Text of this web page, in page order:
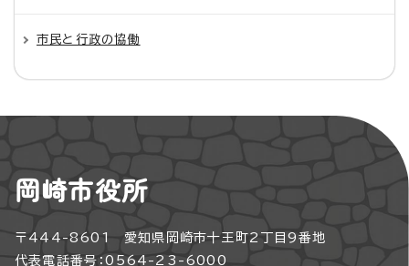
市民と行政の協働
岡崎市役所
〒444-8601 愛知県岡崎市十王町2丁目9番地
代表電話番号：0564-23-6000